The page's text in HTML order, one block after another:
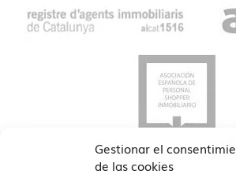
Gestionar el
de las cookies